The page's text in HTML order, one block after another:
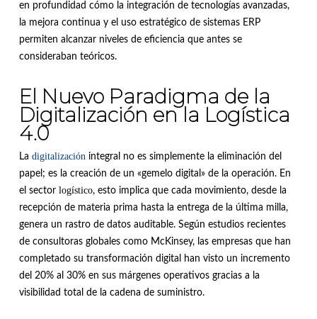
en profundidad cómo la integración de tecnologías avanzadas,
la mejora continua y el uso estratégico de sistemas ERP
permiten alcanzar niveles de eficiencia que antes se
consideraban teóricos.
El Nuevo Paradigma de la
Digitalización en la Logística
4.0
La digitalizaciónintegral no es simplemente la eliminación del
papel; es la creación de un «gemelo digital» de la operación. En
el sector logístico, esto implica que cada movimiento, desde la
recepción de materia prima hasta la entrega de la última milla,
genera un rastro de datos auditable. Según estudios recientes
de consultoras globales como McKinsey, las empresas que han
completado su transformación digital han visto un incremento
del 20% al 30% en sus márgenes operativos gracias a la
visibilidad total de la cadena de suministro.